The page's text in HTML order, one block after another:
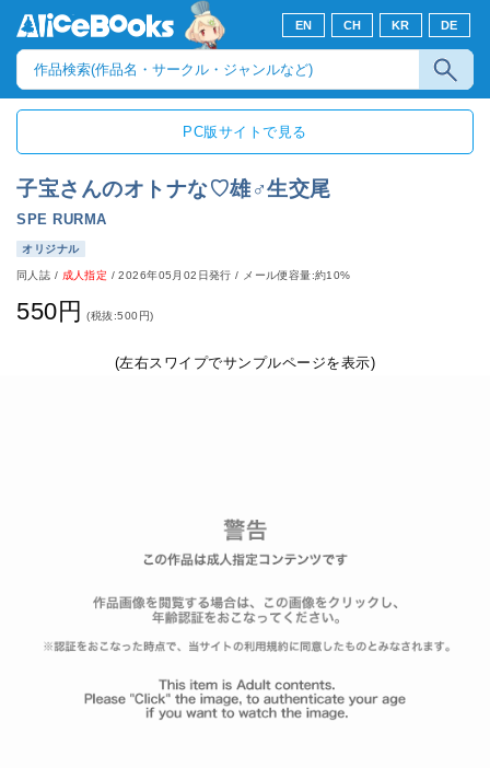
EN CH KR DE
PC版サイトで見る
子宝さんのオトナな♡雄♂生交尾
SPE RURMA
オリジナル
同人誌 / 成人指定 /2026年05月02日発行 / メール便容量:約10%
550円 (税抜:500円)
(左右スワイプでサンプルページを表示)